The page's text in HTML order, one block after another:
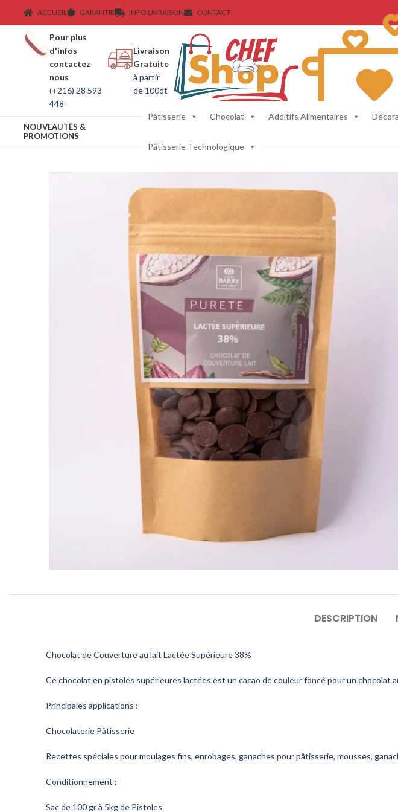
ACCUEIL GARANTIE INFO LIVRAISON CONTACT
Pour plus
d'infos
contactez
nous
(+216) 28 593
448
Livraison
Gratuite
à partir
de 100dt
NOUVEAUTÉS &
PROMOTIONS
Pâtisserie Chocolat Additifs Alimentaires
Pâtisserie Technologique
DESCRIPTION
Chocolat de Couverture au lait Lactée Supérieure 38%
Ce chocolat en pistoles supérieures lactées est un cacao de couleur foncé pour un chocolat
Principales applications :
Chocolaterie Pâtisserie
Recettes spéciales pour moulages fins, enrobages, ganaches pour pâtisserie, mousses,
Conditionnement :
Sac de 100 gr à 5kg de Pistoles